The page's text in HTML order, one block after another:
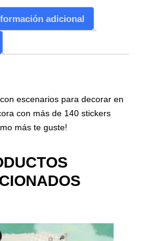
adicional
escenarios para decorar en
con más de 140 stickers
más te guste!